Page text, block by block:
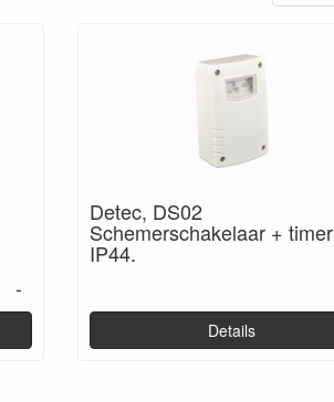
-
Detec, DS02
Schemerschakelaar + timer
IP44.
Details